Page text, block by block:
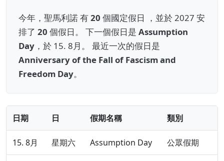
今年，聖馬利諾 有20 個國定假日 ，並於 2027 安
排了 20 個假日。 下一個假日是 Assumption
Day ，於 15. 8月。 最近一次的假日是
Anniversary of the Fall of Fascism and
Freedom Day。
日期 日 假期名稱 類別
15. 8月 星期六 Assumption Day 公眾假期